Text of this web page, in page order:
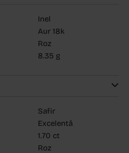
Inel
Aur 18k
Roz
8.35 g
Safir
Excelentă
1.70 ct
Roz